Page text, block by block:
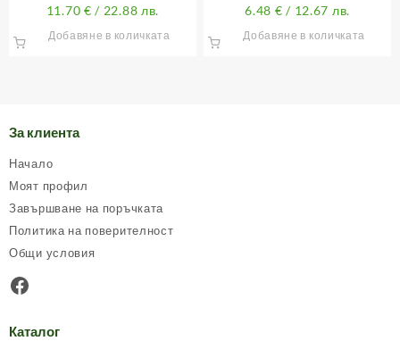
11.70 € / 22.88 лв.
Добавяне в количката
6.48 € / 12.67 лв.
Добавяне в количката
За клиента
Начало
Моят профил
Завършване на поръчката
Политика на поверителност
Общи условия
Facebook
Каталог